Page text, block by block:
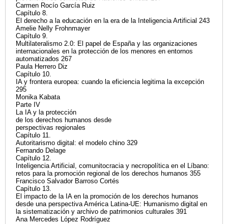
Carmen Rocío García Ruiz
Capítulo 8.
El derecho a la educación en la era de la Inteligencia Artificial 243
Amelie Nelly Frohnmayer
Capítulo 9.
Multilateralismo 2.0: El papel de España y las organizaciones
internacionales en la protección de los menores en entornos
automatizados 267
Paula Herrero Diz
Capítulo 10.
IA y frontera europea: cuando la eficiencia legitima la excepción
295
Monika Kabata
Parte IV
La IA y la protección
de los derechos humanos desde
perspectivas regionales
Capítulo 11.
Autoritarismo digital: el modelo chino 329
Fernando Delage
Capítulo 12.
Inteligencia Artificial, comunitocracia y necropolítica en el Líbano:
retos para la promoción regional de los derechos humanos 355
Francisco Salvador Barroso Cortés
Capítulo 13.
El impacto de la IA en la promoción de los derechos humanos
desde una perspectiva América Latina-UE: Humanismo digital en
la sistematización y archivo de patrimonios culturales 391
Ana Mercedes López Rodríguez